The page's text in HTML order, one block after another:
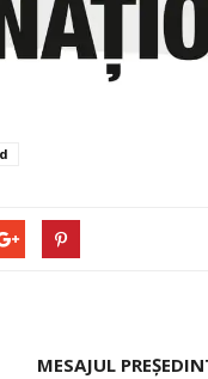
MESAJUL